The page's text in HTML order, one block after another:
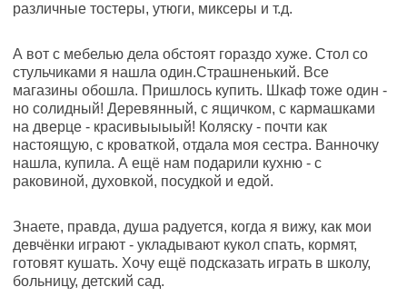
различные тостеры, утюги, миксеры и т.д.
А вот с мебелью дела обстоят гораздо хуже. Стол со
стульчиками я нашла один.Страшненький. Все
магазины обошла. Пришлось купить. Шкаф тоже один -
но солидный! Деревянный, с ящичком, с кармашками
на дверце - красивыыыый! Коляску - почти как
настоящую, с кроваткой, отдала моя сестра. Ванночку
нашла, купила. А ещё нам подарили кухню - с
раковиной, духовкой, посудкой и едой.
Знаете, правда, душа радуется, когда я вижу, как мои
девчёнки играют - укладывают кукол спать, кормят,
готовят кушать. Хочу ещё подсказать играть в школу,
больницу, детский сад.